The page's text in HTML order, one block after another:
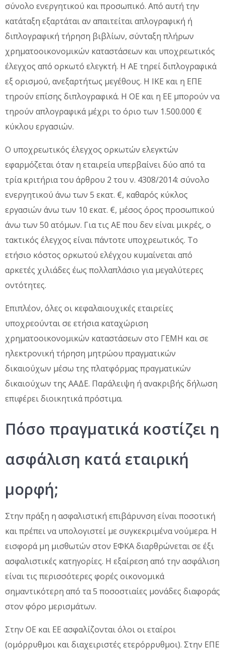
σύνολο ενεργητικού και προσωπικό. Από αυτή την
κατάταξη εξαρτάται αν απαιτείται απλογραφική ή
διπλογραφική τήρηση βιβλίων, σύνταξη πλήρων
χρηματοοικονομικών καταστάσεων και υποχρεωτικός
έλεγχος από ορκωτό ελεγκτή. Η ΑΕ τηρεί διπλογραφικά
εξ ορισμού, ανεξαρτήτως μεγέθους. Η ΙΚΕ και η ΕΠΕ
τηρούν επίσης διπλογραφικά. Η ΟΕ και η ΕΕ μπορούν να
τηρούν απλογραφικά μέχρι το όριο των 1.500.000 €
κύκλου εργασιών.
Ο υποχρεωτικός έλεγχος ορκωτών ελεγκτών
εφαρμόζεται όταν η εταιρεία υπερβαίνει δύο από τα
τρία κριτήρια του άρθρου 2 του ν. 4308/2014: σύνολο
ενεργητικού άνω των 5 εκατ. €, καθαρός κύκλος
εργασιών άνω των 10 εκατ. €, μέσος όρος προσωπικού
άνω των 50 ατόμων. Για τις ΑΕ που δεν είναι μικρές, ο
τακτικός έλεγχος είναι πάντοτε υποχρεωτικός. Το
ετήσιο κόστος ορκωτού ελέγχου κυμαίνεται από
αρκετές χιλιάδες έως πολλαπλάσιο για μεγαλύτερες
οντότητες.
Επιπλέον, όλες οι κεφαλαιουχικές εταιρείες
υποχρεούνται σε ετήσια καταχώριση
χρηματοοικονομικών καταστάσεων στο ΓΕΜΗ και σε
ηλεκτρονική τήρηση μητρώου πραγματικών
δικαιούχων μέσω της πλατφόρμας πραγματικών
δικαιούχων της ΑΑΔΕ. Παράλειψη ή ανακριβής δήλωση
επιφέρει διοικητικά πρόστιμα.
Πόσο πραγματικά κοστίζει η
ασφάλιση κατά εταιρική
μορφή;
Στην πράξη η ασφαλιστική επιβάρυνση είναι ποσοτική
και πρέπει να υπολογιστεί με συγκεκριμένα νούμερα. Η
εισφορά μη μισθωτών στον ΕΦΚΑ διαρθρώνεται σε έξι
ασφαλιστικές κατηγορίες. Η εξαίρεση από την ασφάλιση
είναι τις περισσότερες φορές οικονομικά
σημαντικότερη από τα 5 ποσοστιαίες μονάδες διαφοράς
στον φόρο μερισμάτων.
Στην ΟΕ και ΕΕ ασφαλίζονται όλοι οι εταίροι
(ομόρρυθμοι και διαχειριστές ετερόρρυθμοι). Στην ΕΠΕ